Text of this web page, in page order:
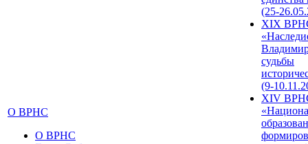
О ВРНС
О ВРНС
(25-
XIX
судьбы
(9-
XIV